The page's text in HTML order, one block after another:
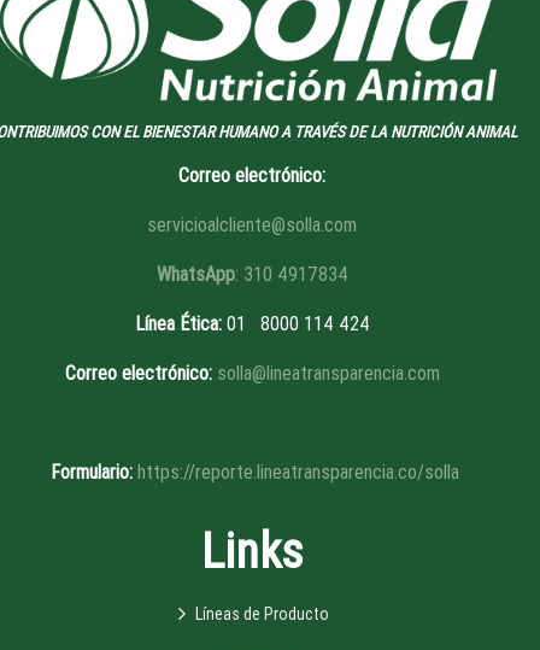
CON EL BIENESTAR HUMANO A TRAVÉS DE LA NUTRICIÓN ANIMAL
Correo electrónico:
servicioalcliente@solla.com
WhatsApp: 310 4917834
Línea Ética:01 8000 114 424
Correo electrónico: solla@lineatransparencia.com
Formulario: https://reporte.lineatransparencia.co/solla
Links
Líneas de Producto